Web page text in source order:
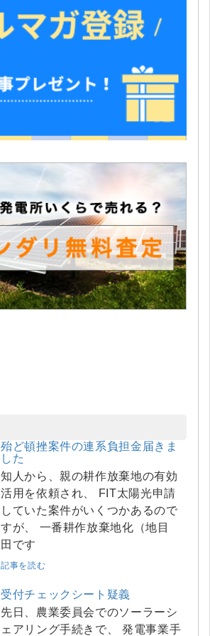
殆ど頓挫案件の連系負担金届きま
した
知人から、親の耕作放棄地の有効
活用を依頼され、 FIT太陽光申請
していた案件がいくつかあるので
すが、 一番耕作放棄地化（地目
田です
記事を読む
受付チェックシート疑義
先日、農業委員会でのソーラーシ
ェアリング手続きで、 発電事業手